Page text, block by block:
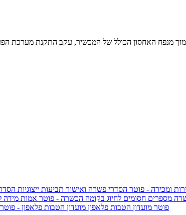
מנפח האחסון הכולל של המכשיר, עקב התקנת מערכת
ומכירה - פוטר הסדרי פשרה ואישור תביעות ייצוגיות
מספרים חסומים לחיוג בקומה הכשרה - פוטר אמות מידה
IsraelieSIM by Pelephone - פוטר מועדון הטבות פלאפון מועדון הטבות פלאפון - פוטר